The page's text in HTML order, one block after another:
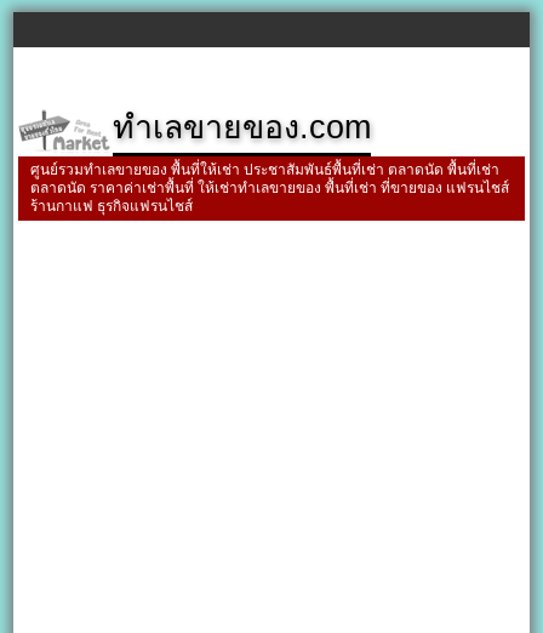
ทำเลขายของ.com
ศูนย์รวมทำเลขายของ พื้นที่ให้เช่า ประชาสัมพันธ์พื้นที่เช่า ตลาดนัด พื้นที่เช่า
ตลาดนัด ราคาค่าเช่าพื้นที่ ให้เช่าทำเลขายของ พื้นที่เช่า ที่ขายของ แฟรนไชส์
ร้านกาแฟ ธุรกิจแฟรนไชส์